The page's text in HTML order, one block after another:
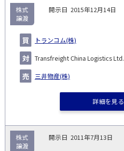
2015年12月14日
トランコム(株)
Transfreight China Logistics Ltd.
三井物産(株)
株式
譲渡
詳細を見る
2011年7月13日
株式
譲渡